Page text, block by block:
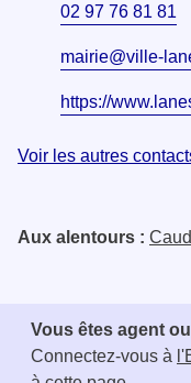
02 97 76 81 81
mairie@ville-
https://
Voir les autres
Aux alentours :
Vous êtes agent
Connectez-vous à